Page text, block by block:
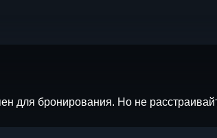
для бронирования. Но не